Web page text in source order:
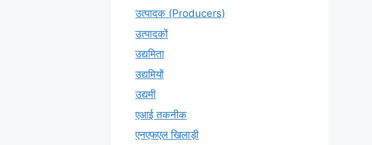
उत्पादक (Producers)
उत्पादकों
उद्यमिता
उद्यमियों
उद्यमी
एआई तकनीक
एनएफएल खिलाड़ी